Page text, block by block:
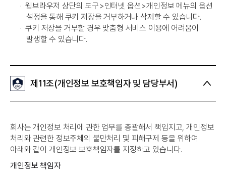
· 웹브라우저 상단의 도구>인터넷 옵션>개인정보 메뉴의 옵션
설정을 통해 쿠키 저장을 거부하거나 삭제할 수 있습니다.
· 쿠키 저장을 거부할 경우 맞춤형 서비스 이용에 어려움이
발생할 수 있습니다.
제11조(개인정보 보호책임자 및 담당부서)
회사는 개인정보 처리에 관한 업무를 총괄해서 책임지고, 개인정보
처리와 관련한 정보주체의 불만처리 및 피해구제 등을 위하여
아래와 같이 개인정보 보호책임자를 지정하고 있습니다.
개인정보 책임자